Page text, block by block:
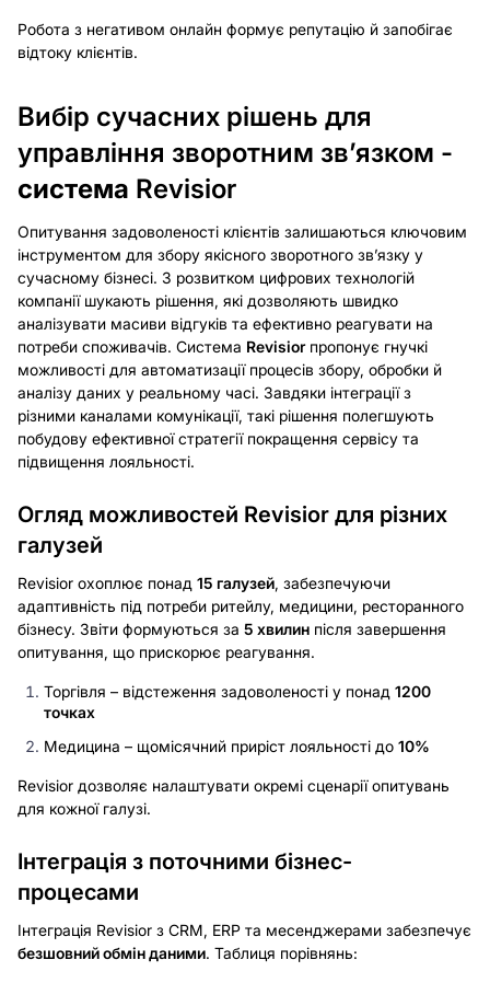
Робота з негативом онлайн формує репутацію й запобігає
відтоку клієнтів.
Вибір сучасних рішень для
управління зворотним зв’язком -
система Revisior
Опитування задоволеності клієнтів залишаються ключовим
інструментом для збору якісного зворотного зв’язку у
сучасному бізнесі. З розвитком цифрових технологій
компанії шукають рішення, які дозволяють швидко
аналізувати масиви відгуків та ефективно реагувати на
потреби споживачів. Система Revisiorпропонує гнучкі
можливості для автоматизації процесів збору, обробки й
аналізу даних у реальному часі. Завдяки інтеграції з
різними каналами комунікації, такі рішення полегшують
побудову ефективної стратегії покращення сервісу та
підвищення лояльності.
Огляд можливостей Revisior для різних
галузей
Revisior охоплює понад 15 галузей, забезпечуючи
адаптивність під потреби ритейлу, медицини, ресторанного
бізнесу. Звіти формуються за 5 хвилин після завершення
опитування, що прискорює реагування.
Торгівля – відстеження задоволеності у понад 1200
точках
Медицина – щомісячний приріст лояльності до 10%
Revisior дозволяє налаштувати окремі сценарії опитувань
для кожної галузі.
Інтеграція з поточними бізнес-
процесами
Інтеграція Revisior з CRM, ERP та месенджерами забезпечує
безшовний обмін даними. Таблиця порівнянь: